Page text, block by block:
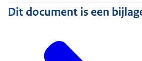
Dit document is een